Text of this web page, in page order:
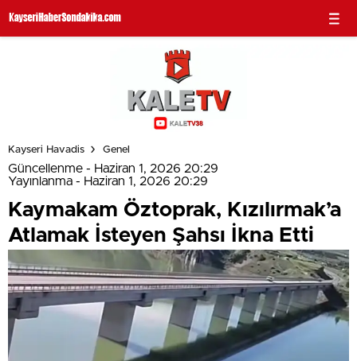
Kayseri Havadis Genel
Güncellenme - Haziran 1, 2026 20:29
Yayınlanma - Haziran 1, 2026 20:29
Kaymakam Öztoprak, Kızılırmak’a
Atlamak İsteyen Şahsı İkna Etti